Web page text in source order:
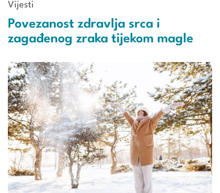
Vijesti
Povezanost zdravlja srca i
zagađenog zraka tijekom magle